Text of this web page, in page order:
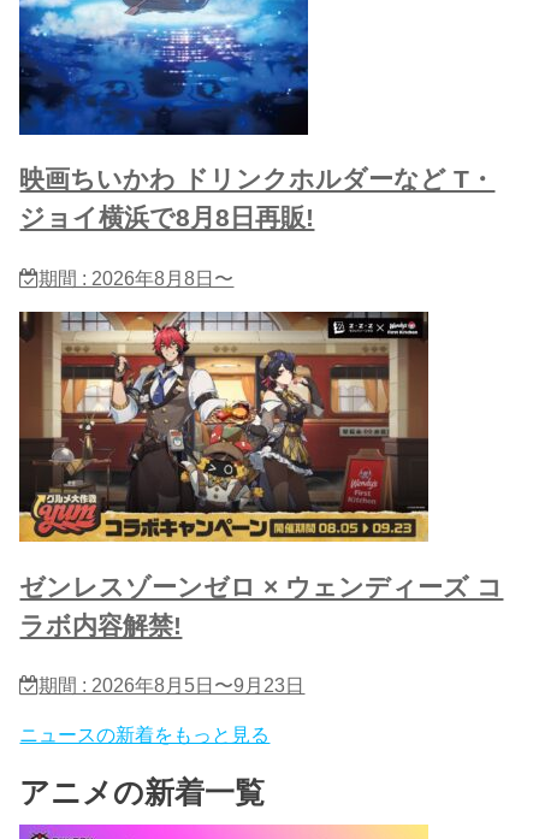
映画ちいかわ ドリンクホルダーなど T・
ジョイ横浜で8月8日再販!
期間 : 2026年8月8日〜
ゼンレスゾーンゼロ × ウェンディーズ コ
ラボ内容解禁!
期間 : 2026年8月5日〜9月23日
ニュースの新着をもっと見る
アニメの新着一覧